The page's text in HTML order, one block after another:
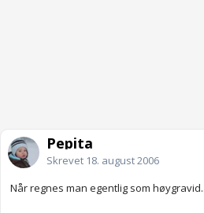
Pepita
Skrevet 18. august 2006
Når regnes man egentlig som